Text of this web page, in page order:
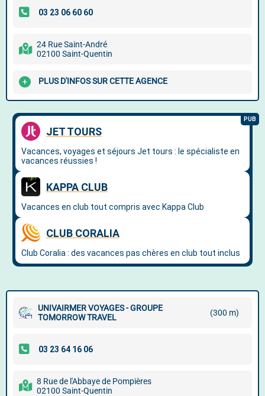
24 Rue Saint-André
02100 Saint-Quentin
PLUS D'INFOS SUR CETTE AGENCE
UNIVAIRMER VOYAGES - GROUPE
TOMORROW TRAVEL
(300 m)
8 Rue de l'Abbaye de Pompières
02100 Saint-Quentin